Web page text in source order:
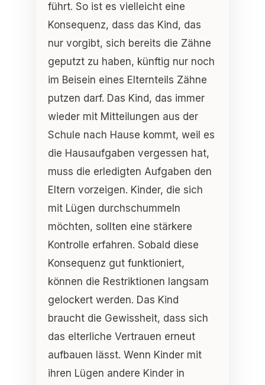
führt. So ist es vielleicht eine
Konsequenz, dass das Kind, das
nur vorgibt, sich bereits die Zähne
geputzt zu haben, künftig nur noch
im Beisein eines Elternteils Zähne
putzen darf. Das Kind, das immer
wieder mit Mitteilungen aus der
Schule nach Hause kommt, weil es
die Hausaufgaben vergessen hat,
muss die erledigten Aufgaben den
Eltern vorzeigen. Kinder, die sich
mit Lügen durchschummeln
möchten, sollten eine stärkere
Kontrolle erfahren. Sobald diese
Konsequenz gut funktioniert,
können die Restriktionen langsam
gelockert werden. Das Kind
braucht die Gewissheit, dass sich
das elterliche Vertrauen erneut
aufbauen lässt. Wenn Kinder mit
ihren Lügen andere Kinder in